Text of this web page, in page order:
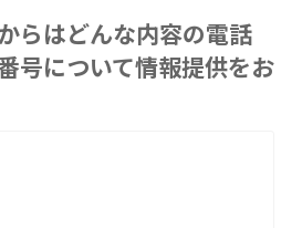
らはどんな内容の電話
号について情報提供をお